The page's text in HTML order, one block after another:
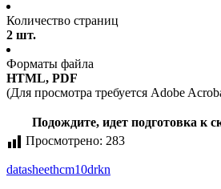
Количество страниц
2 шт.
Форматы файла
HTML, PDF
(Для просмотра требуется Adobe
Подождите, идет подготовка к
Просмотрено: 283
datasheethcm10drkn